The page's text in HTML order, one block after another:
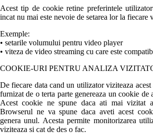
Acest tip de cookie retine preferintele
incat nu mai este nevoie de setarea lor la fiecare
Exemple:
• setarile volumului pentru video player
• viteza de video streaming cu care este
COOKIE-URI PENTRU ANALIZA
De fiecare data cand un utilizator viziteaza
furnizat de o terta parte genereaza un cookie
Acest cookie ne spune daca ati mai vizitat
Browserul ne va spune daca aveti acest
genera unul. Acesta permite monitorizarea
viziteaza si cat de des o fac.